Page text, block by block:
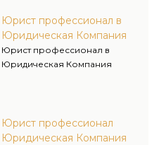
Юрист профессионал в
Юридическая Компания
Юрист профессионал в
Юридическая Компания
Юрист профессионал
Юридическая Компания